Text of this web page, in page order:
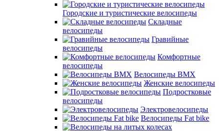
Городские и туристические велосипеды
Складные
велосипеды
Гравийные
велосипеды
Комфортные
велосипеды
Велосипеды BMX
Женские велосипеды
Подростковые
велосипеды
Электровелосипеды
Велосипеды Fat bike